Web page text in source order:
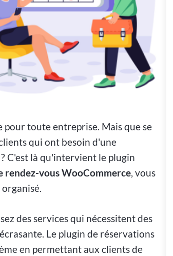
toute entreprise. Mais que se
qui ont besoin d'une
C'est là qu'intervient le plugin
rendez-vous WooCommerce, vous
des services qui nécessitent des
Le plugin de réservations
en permettant aux clients de